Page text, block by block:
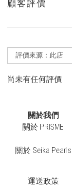
顧客評價
尚未有任何評價
關於我們
關於 PRISME
關於 Seika Pearls
運送政策